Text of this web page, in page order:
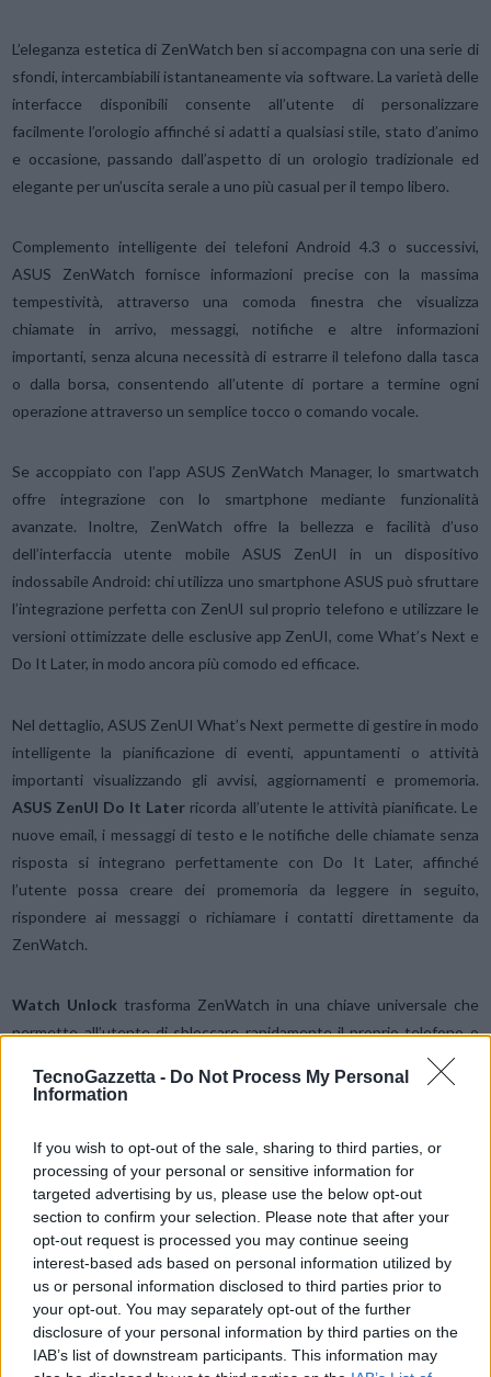
TecnoGazzetta - Do Not Process My Personal
Information
If you wish to opt-out of the sale, sharing to third parties, or
processing of your personal or sensitive information for
targeted advertising by us, please use the below opt-out
section to confirm your selection. Please note that after your
opt-out request is processed you may continue seeing
interest-based ads based on personal information utilized by
us or personal information disclosed to third parties prior to
your opt-out. You may separately opt-out of the further
disclosure of your personal information by third parties on the
IAB’s list of downstream participants. This information may
L’eleganza estetica di ZenWatch ben si accompagna con una serie di
sfondi, intercambiabili istantaneamente via software. La varietà delle
interfacce disponibili consente all’utente di personalizzare
facilmente l’orologio affinché si adatti a qualsiasi stile, stato d’animo
e occasione, passando dall’aspetto di un orologio tradizionale ed
elegante per un’uscita serale a uno più casual per il tempo libero.
Complemento intelligente dei telefoni Android 4.3 o successivi,
ASUS ZenWatch fornisce informazioni precise con la massima
tempestività, attraverso una comoda finestra che visualizza
chiamate in arrivo, messaggi, notifiche e altre informazioni
importanti, senza alcuna necessità di estrarre il telefono dalla tasca
o dalla borsa, consentendo all’utente di portare a termine ogni
operazione attraverso un semplice tocco o comando vocale.
Se accoppiato con l’app ASUS ZenWatch Manager, lo smartwatch
offre integrazione con lo smartphone mediante funzionalità
avanzate. Inoltre, ZenWatch offre la bellezza e facilità d’uso
dell’interfaccia utente mobile ASUS ZenUI in un dispositivo
indossabile Android: chi utilizza uno smartphone ASUS può sfruttare
l’integrazione perfetta con ZenUI sul proprio telefono e utilizzare le
versioni ottimizzate delle esclusive app ZenUI, come What’s Next e
Do It Later, in modo ancora più comodo ed efficace.
Nel dettaglio, ASUS ZenUI What’s Next permette di gestire in modo
intelligente la pianificazione di eventi, appuntamenti o attività
importanti visualizzando gli avvisi, aggiornamenti e promemoria.
ASUS ZenUI Do It Later ricorda all’utente le attività pianificate. Le
nuove email, i messaggi di testo e le notifiche delle chiamate senza
risposta si integrano perfettamente con Do It Later, affinché
l’utente possa creare dei promemoria da leggere in seguito,
rispondere ai messaggi o richiamare i contatti direttamente da
ZenWatch.
Watch Unlock trasforma ZenWatch in una chiave universale che
permette all’utente di sbloccare rapidamente il proprio telefono o
tablet, toccando semplicemente il lato superiore dell’orologio,
aiutando l’utente a proteggere le proprie informazioni personali
dispositivo. Con Tap Tap, l’utente può assegnare una funzione
ZenWatch preferita, che si attiverà facendo semplicemente due
tocchi sul lato superiore dell’orologio.
Remote Camera offre nuove opportunità a livello fotografico,
visualizzando in remoto su ZenWatch l’immagine inquadrata dalla
fotocamera dello smartphone. Questa funzionalità permette di
scattare foto usando angolazioni particolarmente creative in cui
l’immagine del mirino risulterebbe difficile da vedere, per esempio